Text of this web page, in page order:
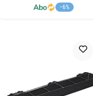
−6%